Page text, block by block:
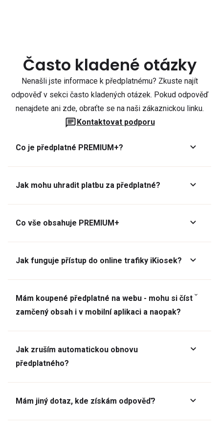
Často kladené otázky
Nenašli jste informace k předplatnému? Zkuste najít
odpověď v sekci často kladených otázek. Pokud odpověď
nenajdete ani zde, obraťte se na naši zákaznickou linku.
Kontaktovat podporu
Co je předplatné PREMIUM+?
Jak mohu uhradit platbu za předplatné?
Co vše obsahuje PREMIUM+
Jak funguje přístup do online trafiky iKiosek?
Mám koupené předplatné na webu - mohu si číst
zamčený obsah i v mobilní aplikaci a naopak?
Jak zruším automatickou obnovu
předplatného?
Mám jiný dotaz, kde získám odpověď?